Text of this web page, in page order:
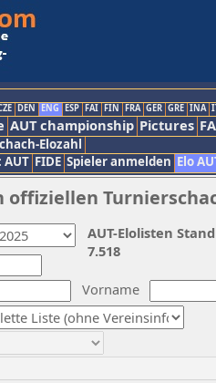
DEN ENG ESP FAI FIN FRA GER GRE INA
AUT championship Pictures
Elozahl
FIDE Spieler anmelden Elo
Vorname
AUT-Elolisten
7.518